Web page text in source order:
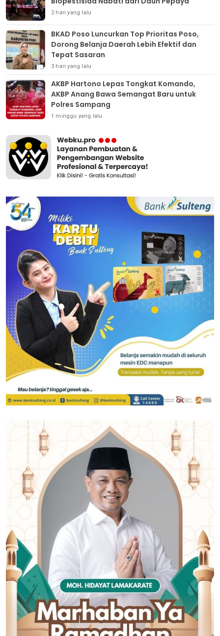
2 hari yang lalu
BKAD Poso Luncurkan Top Prioritas Poso,
Dorong Belanja Daerah Lebih Efektif dan
Tepat Sasaran
3 hari yang lalu
AKBP Hartono Lepas Tongkat Komando,
AKBP Anang Bawa Semangat Baru untuk
Polres Sampang
1 minggu yang lalu